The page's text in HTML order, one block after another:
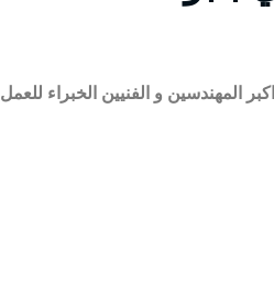
الشركة حتي تكون مستعدة لتوفير افضل خدمات الصيانة و التصليح باعلي الامكانيات .